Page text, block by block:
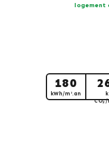
logement
180
kWh/m².an
CO2/